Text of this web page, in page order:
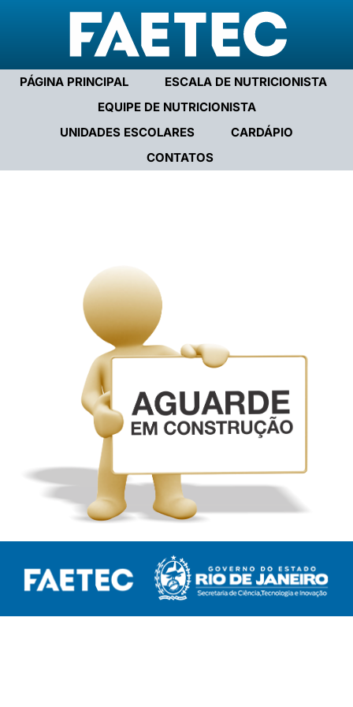
PÁGINA PRINCIPAL
ESCALA DE NUTRICIONISTA
EQUIPE DE NUTRICIONISTA
UNIDADES ESCOLARES
CARDÁPIO
CONTATOS